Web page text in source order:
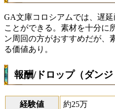
GA文庫コロシアムでは、遅
ことができる。素材を十分に
ン周回の方がおすすめだが、
る価値あり。
報酬/ドロップ（ダンジ
経験値 約25万